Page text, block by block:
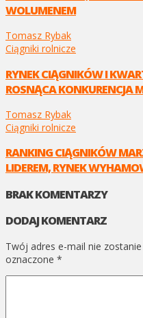
WOLUMENEM
Tomasz Rybak
Ciągniki rolnicze
RYNEK CIĄGNIKÓW I
ROSNĄCA KONKURENCJA
Tomasz Rybak
Ciągniki rolnicze
RANKING CIĄGNIKÓW
LIDEREM, RYNEK
BRAK KOMENTARZY
DODAJ KOMENTARZ
Twój adres e-mail nie
oznaczone *